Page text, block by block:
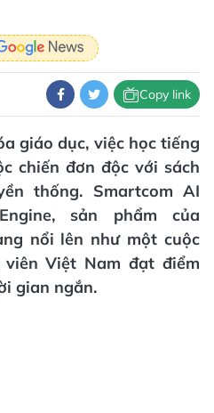
Copy link
giáo dục, việc học tiếng
chiến đơn độc với sách
thống. Smartcom AI
sản phẩm của
nổi lên như một cuộc
Việt Nam đạt điểm
gian ngắn.